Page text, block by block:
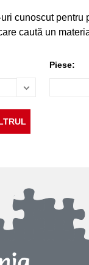
cunoscut
caută un
Piese: